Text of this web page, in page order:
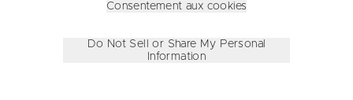
Consentement aux cookies
Do Not Sell or Share My Personal
Information